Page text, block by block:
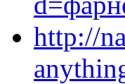
http://